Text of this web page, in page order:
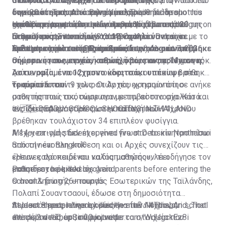
δημοσιότητας. Από την ένοπλη
επίθεση τραυματίστηκαν περισσότερα από 20
άτομα, εκ των οποίων τα 10 νοσηλεύονται σε
κρίσιμη κατάσταση. Ο αριθμός των νεκρών ανέβηκε
σήμερα στους εννέα, καθώς, όπως ανακοίνωσε η
Αστυνομία, ένα 12χρονο κοριτσάκι υπέκυψε στα
τραύματά του.
τον εαυτό. Τραυματισμένος μεταφέρθηκε στο
νοσοκομείο, ωστόσο υπέκυψε καθ' οδόν.
συνέχεια περπατάει οπλισμένος στον διάδρομο του
σχολείου και σπέρνει τον όλεθρο ρίχνοντας σε
ανθρώπους. Στο τέλος καταγράφεται να τρέχει με το
όπλο στο χέρι και εξαφανίζεται.
over 30 at a school in Bang Kruai, Thailand. He shot his
grandparents at home beforehand, then turned the gun on
himself.pic.twitter.com/9YYd49CwXn
— Polymarket Intel (@PolymarketIntel)August 7, 2026
Η επίθεση σημειώθηκε λίγο μετά τις 10 το πρωί της
Παρασκευής, τοπική ώρα, στο σχολείο Debsirin
Nonthaburi, το οποίο βρίσκεται σε μεγάλη αστική,
οικιστική και εμπορική περιοχή βόρεια της Μπανγκόκ.
Σκότωσε πρώτα τους παππούδες του στο σπίτι
Οι έρευνες των αρχών αποκάλυψαν πως ο 14χρονος
ζούσε μαζί με τους παππούδες του, οι οποίοι βρέθηκαν
νεκροί στο σπίτι τους. Οι Αρχές εκτιμούν ότι ο
μαθητής τους σκότωσε πριν μεταβεί στο σχολείο και
ανοίξει πυρ εναντίον των εκπαιδευτικών.
Το πιστόλι των 9 χιλιοστών που χρησιμοποίησε ανήκε
στον παππού του, σύμφωνα με την αστυνομία. Κατά
τις ίδιες πληροφορίες, στην κατοχή του 14χρονου
βρέθηκαν τουλάχιστον 34 επιπλέον φυσίγγια.
🚨🇹🇭 DEADLY SCHOOL SHOOTING IN THAILAND
A 14-year-old student opened fire at Debsirin Nonthaburi
School near Bangkok
Police say he killed his grandparents before entering the
school & firing 26+ rounds
At least 8 people were killed#กราดยิง #This_And_That
#ข่าวด่วน #ThepSirin pic.twitter.com/WdUgckEz8i
Μέχρι στιγμής δεν έχει γίνει γνωστό το κίνητρο πίσω
από την ένοπλη επίθεση και οι Αρχές συνεχίζουν τις
έρευνες προκειμένου να διαπιστώσουν τι οδήγησε τον
μαθητή στο μακελειό.
«Ήταν καλό παιδί και καλός μαθητής», λέει
εκπαιδευτικός του σχολείο
Ο αναπληρωτής υπουργός Εσωτερικών της Ταϊλάνδης,
Πολαπί Σουαντσαουί, έδωσε στη δημοσιότητα
περισσότερες πληροφορίες για τον 14χρονο,
αναφέροντας ότι, σύμφωνα με τα στοιχεία που
Student shooter dies by suicide after Nonthaburi school
attack; 2 dead, up to 20 injured